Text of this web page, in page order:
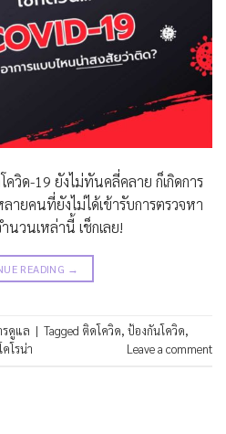
ควิด-19 ยังไม่ทันคลี่คลาย ก็เกิดการ
ายคนที่ยังไม่ได้เข้ารับการตรวจหา
นวนเหล่านี้ เช็กเลย!
READING →
รดูแล | Tagged ติดโควิด, ป้องกันโควิด,
คโรน่า Leave a comment